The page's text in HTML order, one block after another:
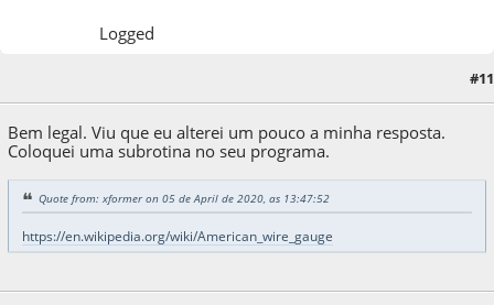
Logged
#11
Bem legal. Viu que eu alterei um pouco a minha resposta.
Coloquei uma subrotina no seu programa.
Quote from: xformer on 05 de April de 2020, as 13:47:52
https://en.wikipedia.org/wiki/American_wire_gauge